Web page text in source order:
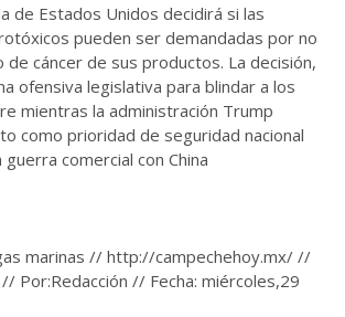
de Estados Unidos decidirá si las
pueden ser demandadas por no
cáncer de sus productos. La decisión,
ofensiva legislativa para blindar a los
mientras la administración Trump
como prioridad de seguridad nacional
comercial con China
marinas // http://campechehoy.mx/ //
Por:Redacción // Fecha: miércoles,29